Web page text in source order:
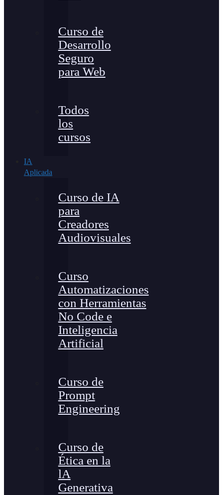
Curso de
Desarrollo
Seguro
para Web
Todos
los
cursos
IA
Aplicada
Curso de IA
para
Creadores
Audiovisuales
Curso
Automatizaciones
con Herramientas
No Code e
Inteligencia
Artificial
Curso de
Prompt
Engineering
Curso de
Ética en la
lA
Generativa